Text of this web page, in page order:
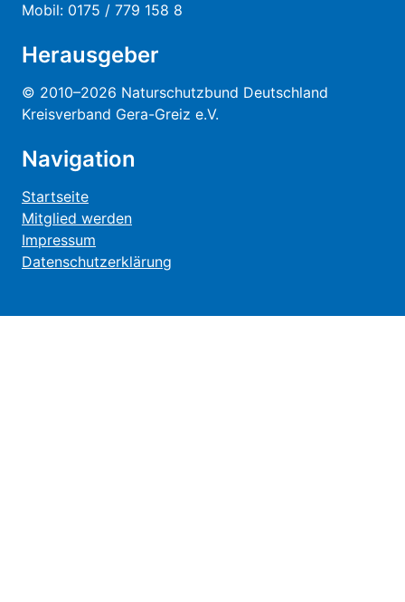
Mobil: 0175 / 779 158 8
Herausgeber
© 2010–2026 Naturschutzbund Deutschland
Kreisverband Gera-Greiz e.V.
Navigation
Startseite
Mitglied werden
Impressum
Datenschutzerklärung